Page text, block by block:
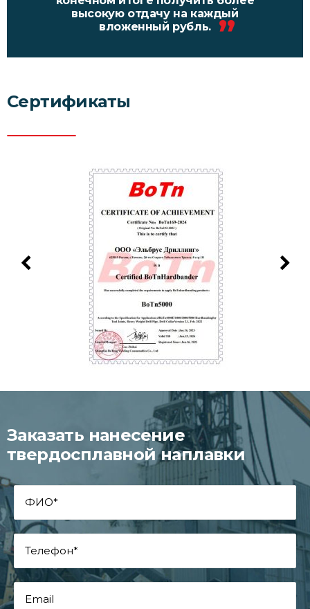
высокую отдачу на каждый
вложенный рубль.
Сертификаты
Заказать нанесение
твердосплавной наплавки